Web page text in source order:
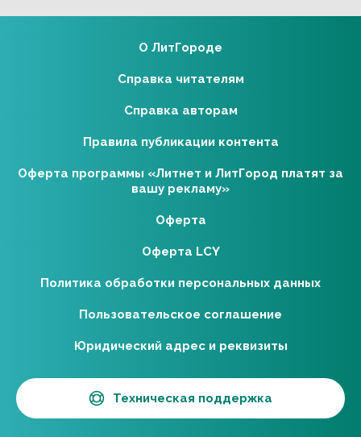
О ЛитГороде
Справка читателям
Справка авторам
Правила публикации контента
Оферта программы «Литнет и ЛитГород платят за
вашу рекламу»
Оферта
Оферта LCY
Политика обработки персональных данных
Пользовательское соглашение
Юридический адрес и реквизиты
Техническая поддержка